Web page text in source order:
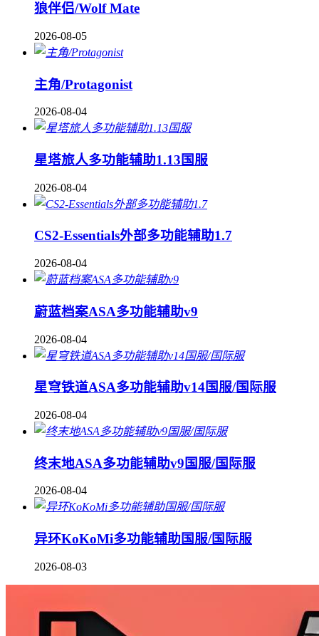
狼伴侣/Wolf Mate
2026-08-05
主角/Protagonist
2026-08-04
星塔旅人多功能辅助1.13国服
2026-08-04
CS2-Essentials外部多功能辅助1.7
2026-08-04
蔚蓝档案ASA多功能辅助v9
2026-08-04
星穹铁道ASA多功能辅助v14国服/国际服
2026-08-04
终末地ASA多功能辅助v9国服/国际服
2026-08-04
异环KoKoMi多功能辅助国服/国际服
2026-08-03